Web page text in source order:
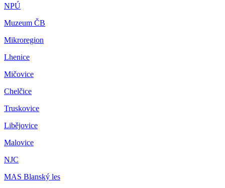
NPÚ
Muzeum ČB
Mikroregion
Lhenice
Mičovice
Chelčice
Truskovice
Libějovice
Malovice
NJC
MAS Blanský les